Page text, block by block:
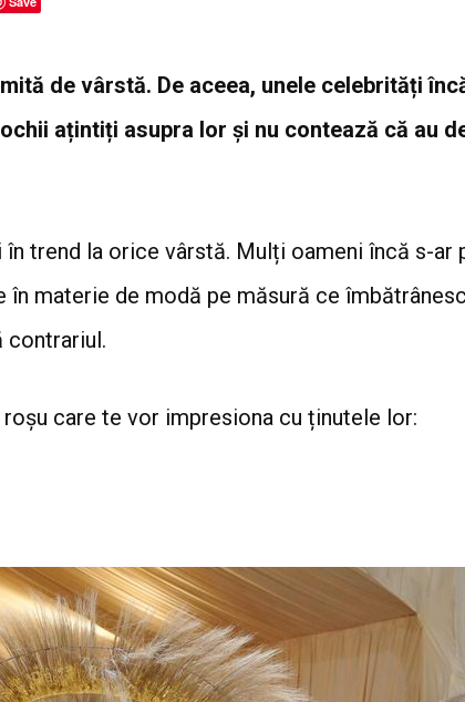
de vârstă. De aceea, unele celebrități
ațintiți asupra lor și nu contează că au
trend la orice vârstă. Mulți oameni încă s-ar
materie de modă pe măsură ce
contrariul.
care te vor impresiona cu ținutele lor: